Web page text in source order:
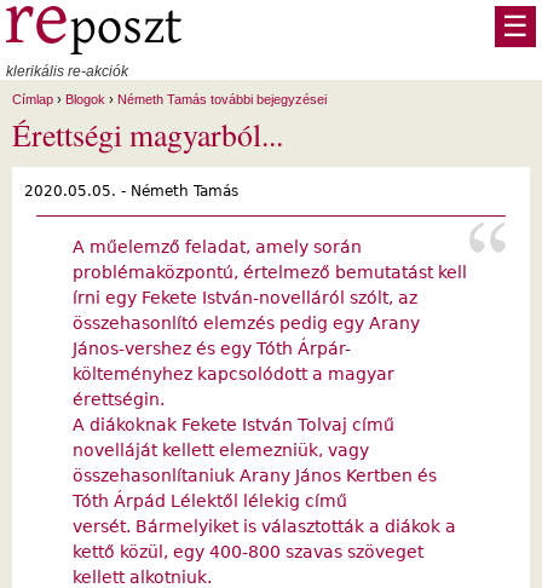
Ugrás a tartalomra
klerikális re-akciók
☰
Címlap › Blogok › Németh Tamás további bejegyzései
Érettségi magyarból...
2020.05.05. - Németh Tamás
A műelemző feladat, amely során
problémaközpontú, értelmező bemutatást kell
írni egy Fekete István-novelláról szólt, az
összehasonlító elemzés pedig egy Arany
János-vershez és egy Tóth Árpár-
költeményhez kapcsolódott a magyar
érettségin.
A diákoknak Fekete István Tolvaj című
novelláját kellett elemezniük, vagy
összehasonlítaniuk Arany János Kertben és
Tóth Árpád Lélektől lélekig című
versét. Bármelyiket is választották a diákok a
kettő közül, egy 400-800 szavas szöveget
kellett alkotniuk.